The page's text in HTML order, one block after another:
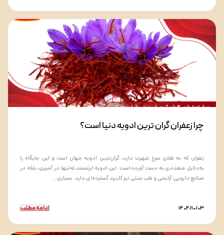
چرا زعفران گران ترین ادویه دنیا است؟
زعفران که به طلای سرخ شهرت دارد، گران‌ترین ادویه جهان است و این جایگاه را
به‌دلایل متعددی به دست آورده است. این ادویه ارزشمند نه‌تنها در آشپزی، بلکه در
صنایع دارویی، آرایشی و طب سنتی نیز کاربرد گسترده‌ای دارد. بسیاری...
1404/10/03 ادامه مطلب